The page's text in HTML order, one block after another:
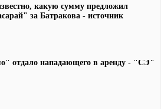
какую сумму предложил
за Батракова - источник
отдало нападающего в аренду - "СЭ"